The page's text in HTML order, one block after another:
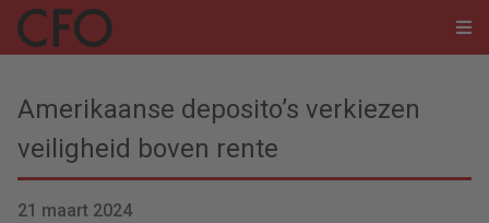
Amerikaanse deposito’s verkiezen
veiligheid boven rente
21 maart 2024